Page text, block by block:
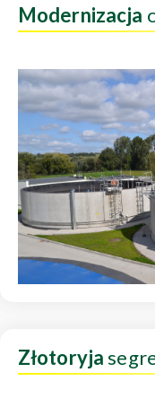
Modernizacja
Złotoryja